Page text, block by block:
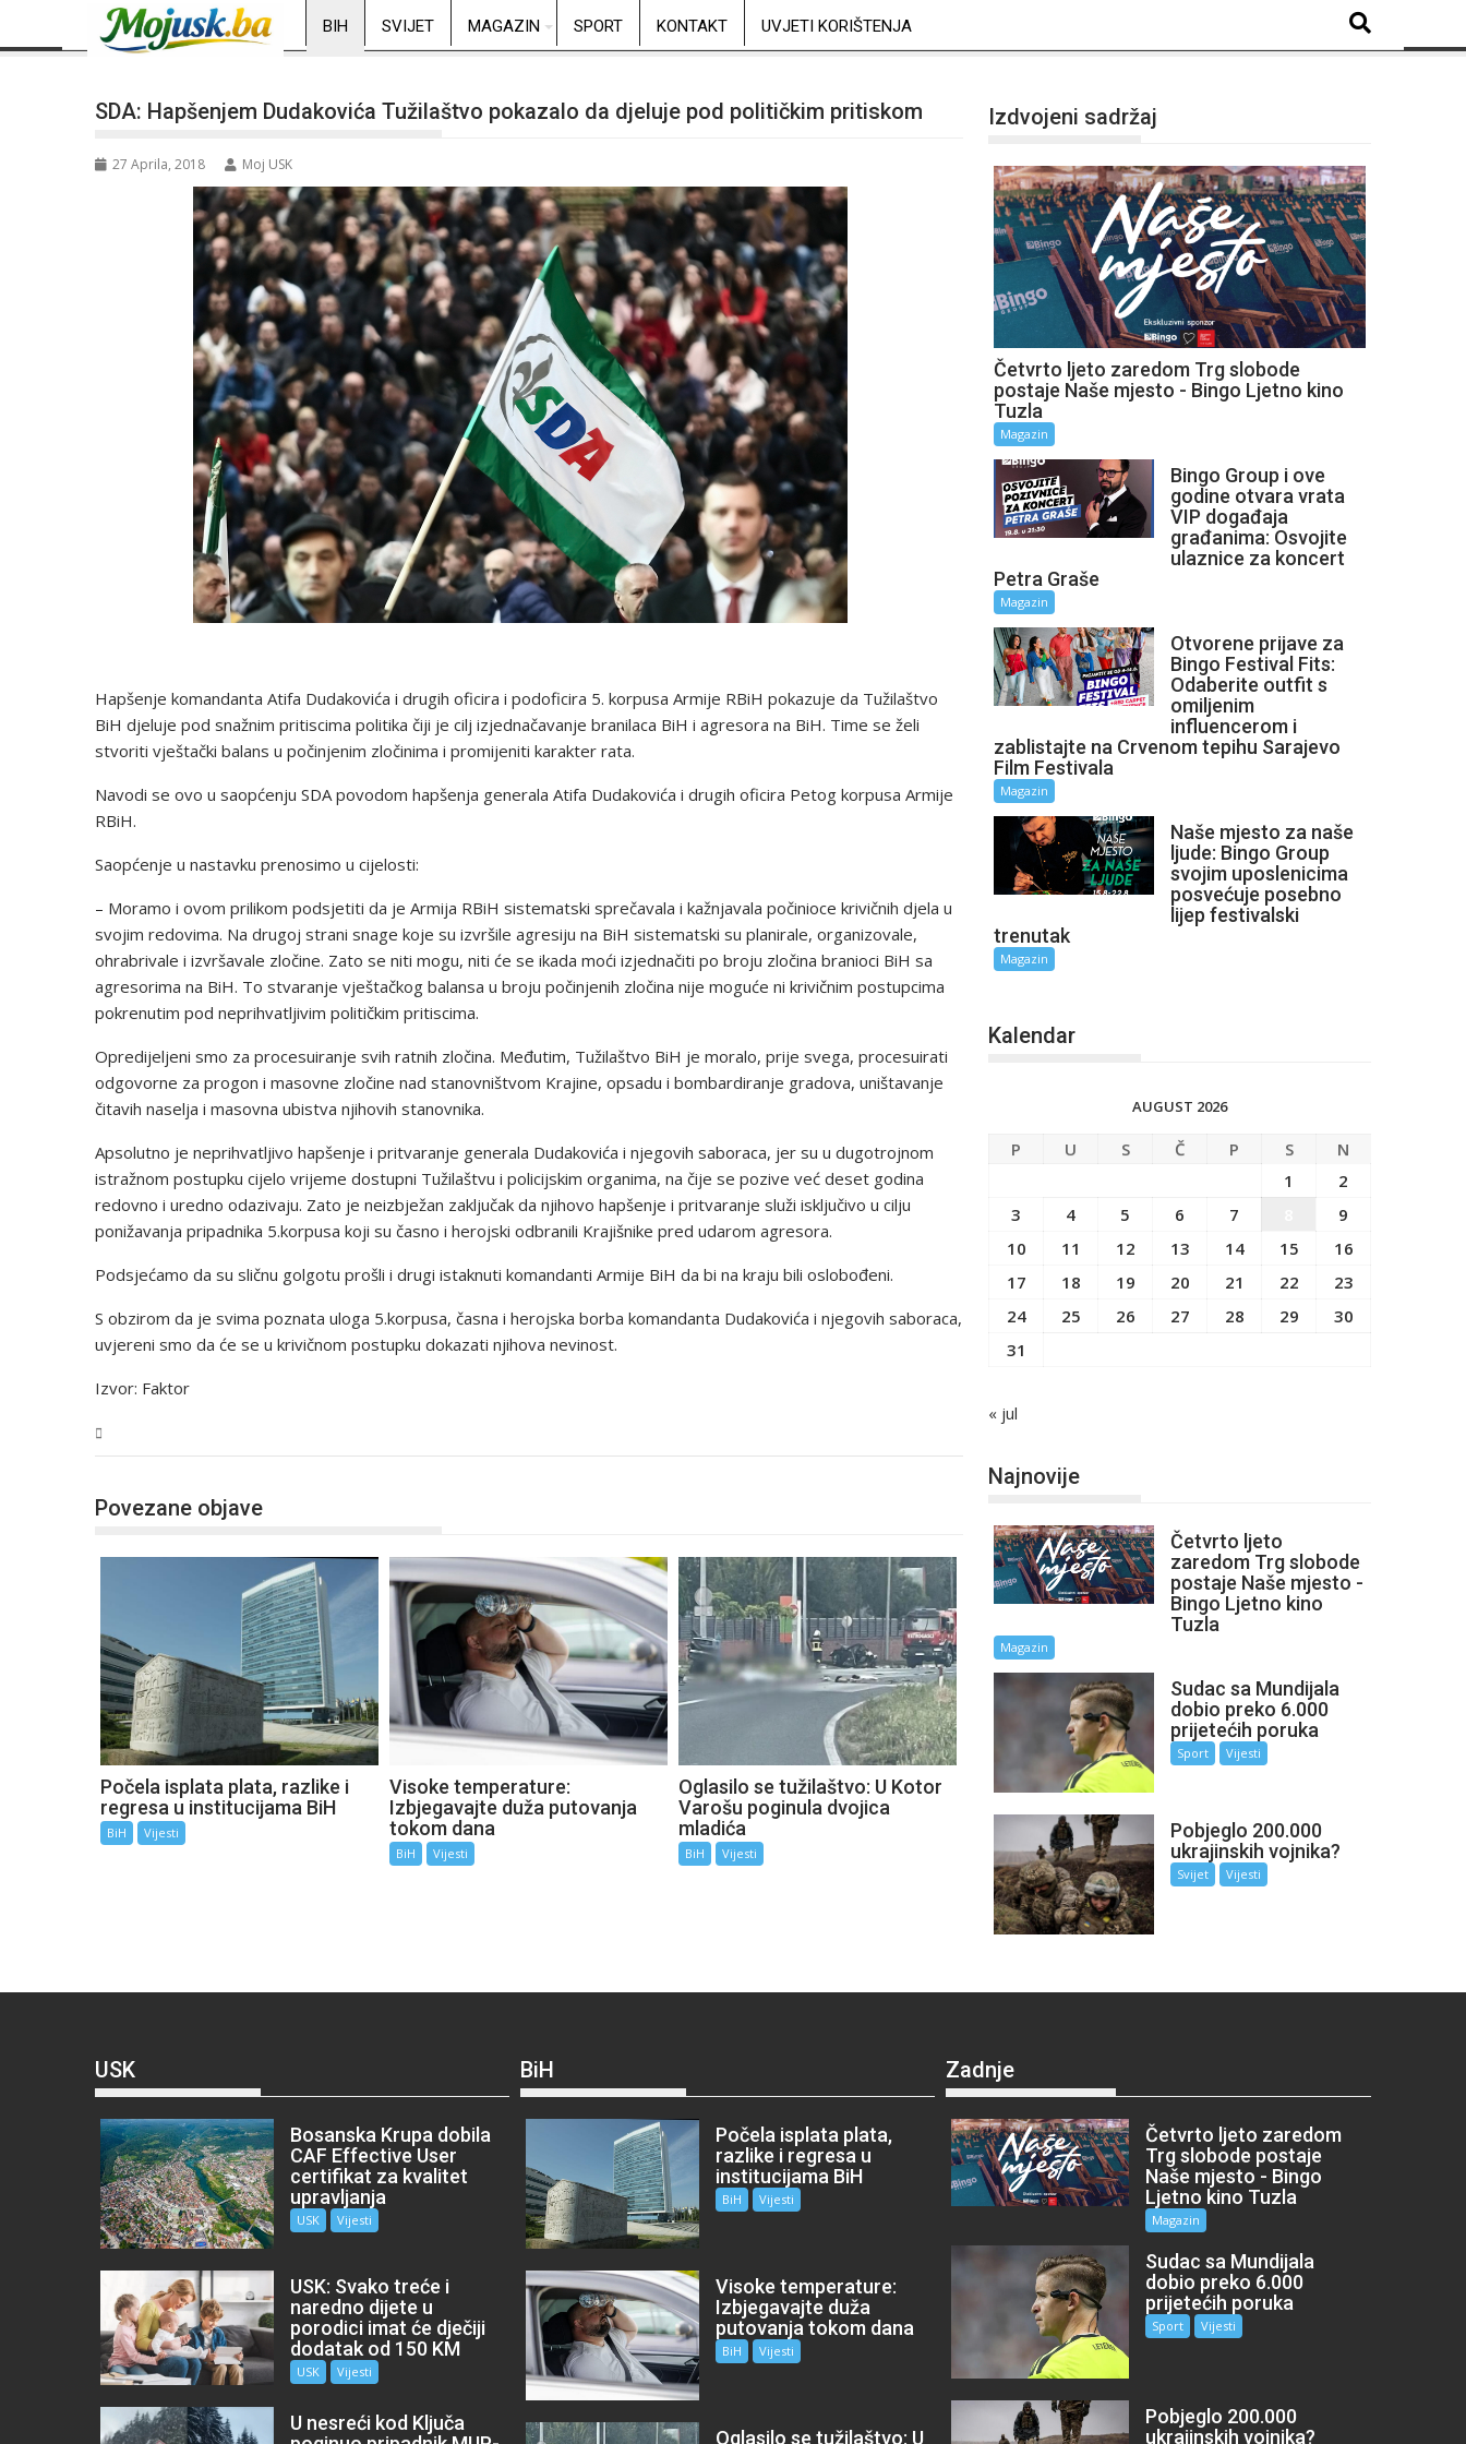
BIH SVIJET MAGAZIN SPORT KONTAKT UVJETI KORIŠTENJA
SDA: Hapšenjem Dudakovića Tužilaštvo pokazalo da djeluje pod političkim pritiskom
27 Aprila, 2018 Moj USK
Hapšenje komandanta Atifa Dudakovića i drugih oficira i podoficira 5. korpusa Armije RBiH pokazuje da Tužilaštvo
BiH djeluje pod snažnim pritiscima politika čiji je cilj izjednačavanje branilaca BiH i agresora na BiH. Time se želi
stvoriti vještački balans u počinjenim zločinima i promijeniti karakter rata.
Navodi se ovo u saopćenju SDA povodom hapšenja generala Atifa Dudakovića i drugih oficira Petog korpusa Armije
RBiH.
Saopćenje u nastavku prenosimo u cijelosti:
– Moramo i ovom prilikom podsjetiti da je Armija RBiH sistematski sprečavala i kažnjavala počinioce krivičnih djela u
svojim redovima. Na drugoj strani snage koje su izvršile agresiju na BiH sistematski su planirale, organizovale,
ohrabrivale i izvršavale zločine. Zato se niti mogu, niti će se ikada moći izjednačiti po broju zločina branioci BiH sa
agresorima na BiH. To stvaranje vještačkog balansa u broju počinjenih zločina nije moguće ni krivičnim postupcima
pokrenutim pod neprihvatljivim političkim pritiscima.
Opredijeljeni smo za procesuiranje svih ratnih zločina. Međutim, Tužilaštvo BiH je moralo, prije svega, procesuirati
odgovorne za progon i masovne zločine nad stanovništvom Krajine, opsadu i bombardiranje gradova, uništavanje
čitavih naselja i masovna ubistva njihovih stanovnika.
Apsolutno je neprihvatljivo hapšenje i pritvaranje generala Dudakovića i njegovih saboraca, jer su u dugotrojnom
istražnom postupku cijelo vrijeme dostupni Tužilaštvu i policijskim organima, na čije se pozive već deset godina
redovno i uredno odazivaju. Zato je neizbježan zaključak da njihovo hapšenje i pritvaranje služi isključivo u cilju
ponižavanja pripadnika 5.korpusa koji su časno i herojski odbranili Krajišnike pred udarom agresora.
Podsjećamo da su sličnu golgotu prošli i drugi istaknuti komandanti Armije BiH da bi na kraju bili oslobođeni.
S obzirom da je svima poznata uloga 5.korpusa, časna i herojska borba komandanta Dudakovića i njegovih saboraca,
uvjereni smo da će se u krivičnom postupku dokazati njihova nevinost.
Izvor: Faktor
Povezane objave
Počela isplata plata, razlike i
regresa u institucijama BiH
BiH Vijesti
Visoke temperature:
Izbjegavajte duža putovanja
tokom dana
BiH Vijesti
Oglasilo se tužilaštvo: U Kotor
Varošu poginula dvojica
mladića
BiH Vijesti
Izdvojeni sadržaj
Četvrto ljeto zaredom Trg slobode
postaje Naše mjesto - Bingo Ljetno kino
Tuzla
Magazin
Bingo Group i ove
godine otvara vrata
VIP događaja
građanima: Osvojite
ulaznice za koncert
Petra Graše
Magazin
Otvorene prijave za
Bingo Festival Fits:
Odaberite outfit s
omiljenim
influencerom i
zablistajte na Crvenom tepihu Sarajevo
Film Festivala
Magazin
Naše mjesto za naše
ljude: Bingo Group
svojim uposlenicima
posvećuje posebno
lijep festivalski
trenutak
Magazin
Kalendar
AUGUST 2026
P U S Č P S
N
1
2
3
4 5 6 7
9
10
11 12 13 14 15
16
17
18 19 20 21 22
23
24
25 26 27 28 29
30
31
« jul
Najnovije
Četvrto ljeto
zaredom Trg slobode
postaje Naše mjesto -
Bingo Ljetno kino
Tuzla
Magazin
Sudac sa Mundijala
dobio preko 6.000
prijetećih poruka
Sport Vijesti
Pobjeglo 200.000
ukrajinskih vojnika?
Svijet Vijesti
USK
Bosanska Krupa dobila
CAF Effective User
certifikat za kvalitet
upravljanja
USK Vijesti
USK: Svako treće i
naredno dijete u
porodici imat će dječiji
dodatak od 150 KM
USK Vijesti
U nesreći kod Ključa
BiH
Počela isplata plata,
razlike i regresa u
institucijama BiH
BiH Vijesti
Visoke temperature:
Izbjegavajte duža
putovanja tokom dana
BiH Vijesti
Oglasilo se tužilaštvo: U
Zadnje
Četvrto ljeto zaredom
Trg slobode postaje
Naše mjesto - Bingo
Ljetno kino Tuzla
Magazin
Sudac sa Mundijala
dobio preko 6.000
prijetećih poruka
Sport Vijesti
Pobjeglo 200.000
ukrajinskih vojnika?